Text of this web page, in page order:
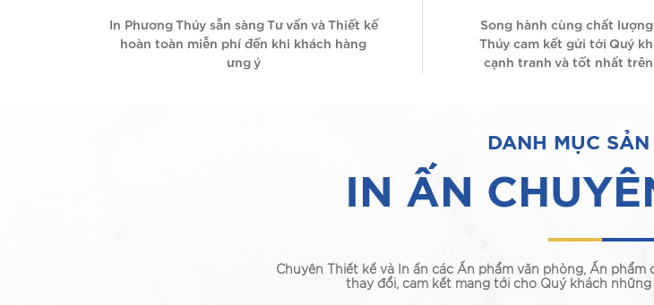
In Phương Thúy sẵn sàng Tư vấn và Thiết kế
hoàn toàn miễn phí đến khi khách hàng
ưng ý
Song hành cùng chất
Thúy cam kết gửi tới Quý
cạnh tranh và tốt nhất
DANH MỤC SẢN
IN ẤN
Chuyên Thiết kế và In ấn các Ấn phẩm văn phòng, Ấn phẩm
thay đổi, cam kết mang tới cho Quý khách